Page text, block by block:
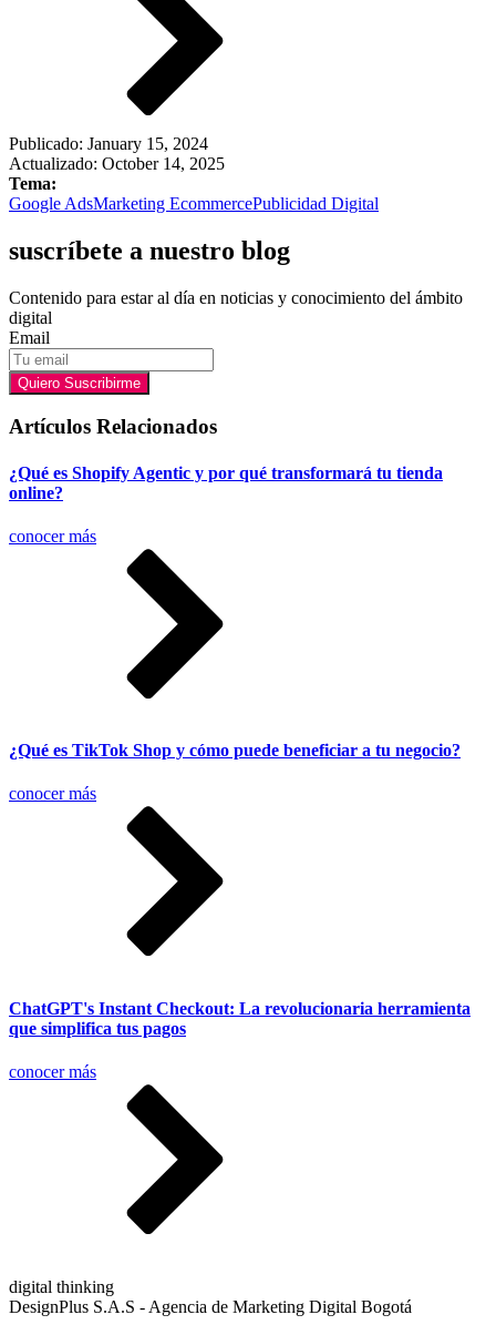
Publicado: January 15, 2024
Actualizado: October 14, 2025
Tema:
Google AdsMarketing EcommercePublicidad Digital
suscríbete a nuestro blog
Contenido para estar al día en noticias y conocimiento del ámbito
digital
Email
Quiero Suscribirme
Artículos Relacionados
¿Qué es Shopify Agentic y por qué transformará tu tienda
online?
conocer más
¿Qué es TikTok Shop y cómo puede beneficiar a tu negocio?
conocer más
ChatGPT's Instant Checkout: La revolucionaria herramienta
que simplifica tus pagos
conocer más
digital thinking
DesignPlus S.A.S - Agencia de Marketing Digital Bogotá